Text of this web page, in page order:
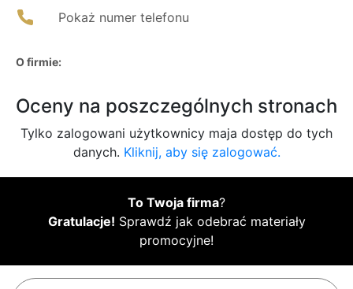
Pokaż numer telefonu
O firmie:
Oceny na poszczególnych stronach
Tylko zalogowani użytkownicy maja dostęp do tych
danych. Kliknij, aby się zalogować.
To Twoja firma?
Gratulacje! Sprawdź jak odebrać materiały
promocyjne!